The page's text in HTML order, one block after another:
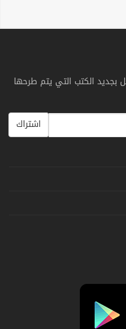
بجديد الكتب التي يتم طرحها
اشتراك